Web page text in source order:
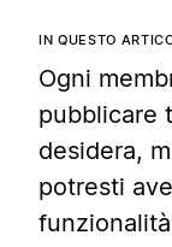
IN QUESTO
Ogni
pubblicare
desidera,
potresti